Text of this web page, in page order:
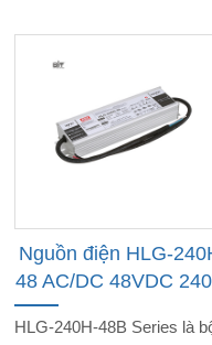
Nguồn điện HLG-
48 AC/DC 48VDC
HLG-240H-48B Series là